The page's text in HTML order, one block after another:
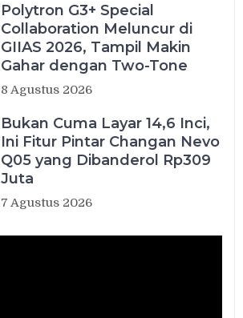
Polytron G3+ Special
Collaboration Meluncur di
GIIAS 2026, Tampil Makin
Gahar dengan Two-Tone
8 Agustus 2026
Bukan Cuma Layar 14,6 Inci,
Ini Fitur Pintar Changan Nevo
Q05 yang Dibanderol Rp309
Juta
7 Agustus 2026